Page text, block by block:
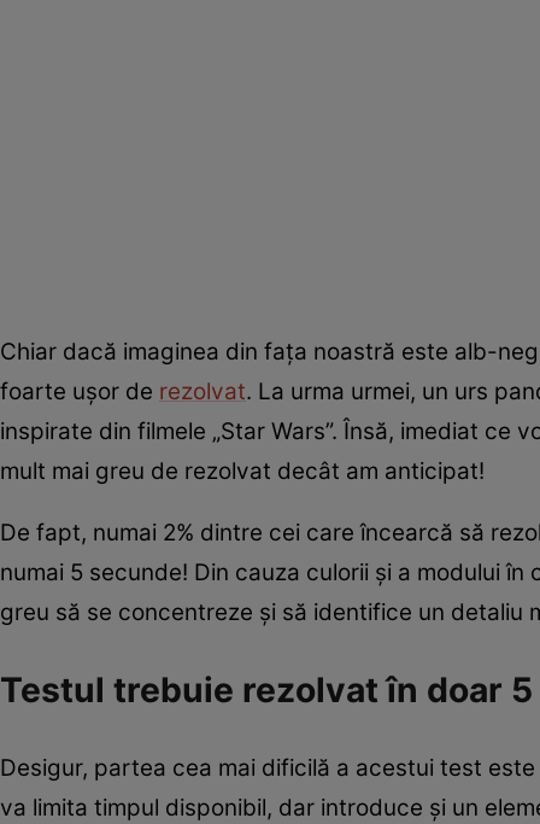
Chiar dacă imaginea din fața noastră este alb-
foarte ușor de rezolvat. La urma urmei, un urs
inspirate din filmele „Star Wars”. Însă, imediat ce
mult mai greu de rezolvat decât am anticipat!
De fapt, numai 2% dintre cei care încearcă să
numai 5 secunde! Din cauza culorii și a modului
greu să se concentreze și să identifice un detaliu
Testul trebuie rezolvat în doar
Desigur, partea cea mai dificilă a acestui test
va limita timpul disponibil, dar introduce și un